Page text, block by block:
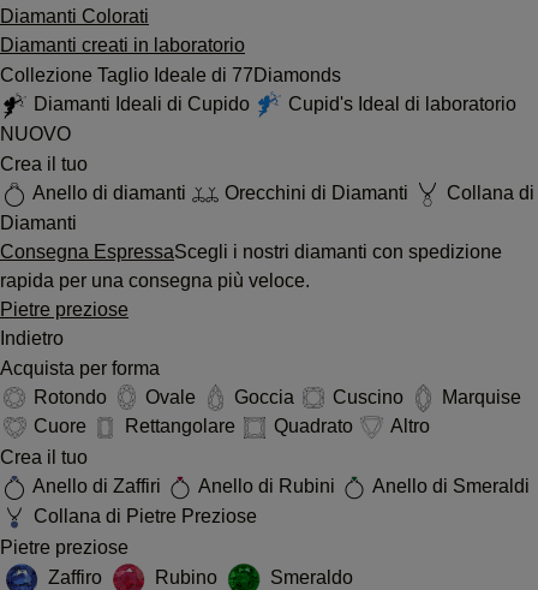
Diamanti Colorati
Diamanti creati in laboratorio
Collezione Taglio Ideale di 77Diamonds
Diamanti Ideali di Cupido
Cupid's Ideal di laboratorio
NUOVO
Crea il tuo
Anello di diamanti
Orecchini di Diamanti
Collana di
Diamanti
Consegna EspressaScegli i nostri diamanti con spedizione
rapida per una consegna più veloce.
Pietre preziose
Indietro
Acquista per forma
Rotondo
Ovale Goccia Cuscino
Marquise
Cuore
Rettangolare Quadrato
Altro
Crea il tuo
Anello di Zaffiri
Anello di Rubini
Anello di Smeraldi
Collana di Pietre Preziose
Pietre preziose
Zaffiro
Rubino
Smeraldo